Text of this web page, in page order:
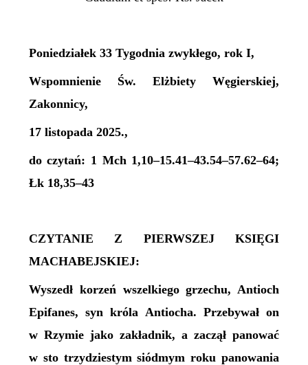
Poniedziałek 33 Tygodnia zwykłego, rok I,
Wspomnienie Św. Elżbiety Węgierskiej,
Zakonnicy,
17 listopada 2025.,
do czytań: 1 Mch 1,10–15.41–43.54–57.62–64;
Łk 18,35–43
CZYTANIE Z PIERWSZEJ KSIĘGI
MACHABEJSKIEJ:
Wyszedł korzeń wszelkiego grzechu, Antioch
Epifanes, syn króla Antiocha. Przebywał on
w Rzymie jako zakładnik, a zaczął panować
w sto trzydziestym siódmym roku panowania